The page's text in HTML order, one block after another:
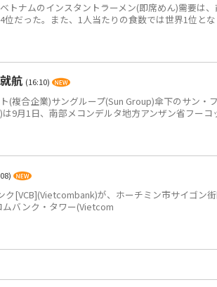
トナムのインスタントラーメン(即席めん)需要は
だった。また、1人当たりの食数では世界1位と
航 (16:10)
複合企業)サングループ(Sun Group)傘下のサン・
9月1日、南部メコンデルタ地方アンザン省フーコ
[VCB](Vietcombank)が、ホーチミン市サイゴン
バンク・タワー(Vietcom